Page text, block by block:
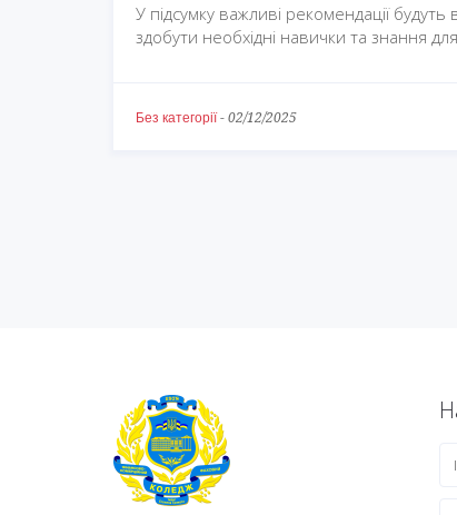
У підсумку важливі рекомендації
здобути необхідні навички та знання
Без категорії- 02/12/2025